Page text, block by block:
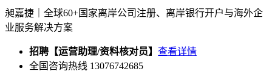
昶嘉捷｜全球60+国家离岸公司注册、离岸银行开户与海外企
业服务解决方案
招聘【运营助理/资料核对员】 查看详情
全国咨询热线 13076742685